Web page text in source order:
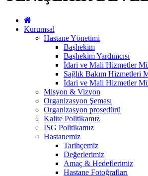
Kurumsal
Hastane Yönetimi
Başhekim
Başhekim Yardımcısı
İdari ve Mali Hizmetler
Sağlık Bakım Hizmetleri
İdari ve Mali Hizmetler
Misyon & Vizyon
Organizasyon Şeması
Organizasyon prosedürü
Kalite Politikamız
İSG Politikamız
Hastanemiz
Tarihçemiz
Değerlerimiz
Amaç & Hedeflerimiz
Hastane Fotoğrafları